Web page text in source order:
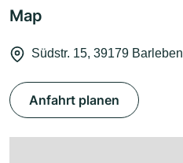
Map
Südstr. 15, 39179 Barleben
Anfahrt planen